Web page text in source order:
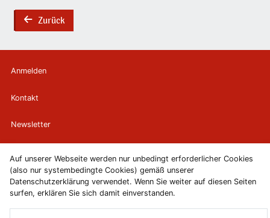
Auf unserer Webseite werden nur unbedingt erforderlicher Cookies
(also nur systembedingte Cookies) gemäß unserer
Datenschutzerklärung verwendet. Wenn Sie weiter auf diesen Seiten
surfen, erklären Sie sich damit einverstanden.
backZurück
Anmelden
Kontakt
Newsletter
Impressum